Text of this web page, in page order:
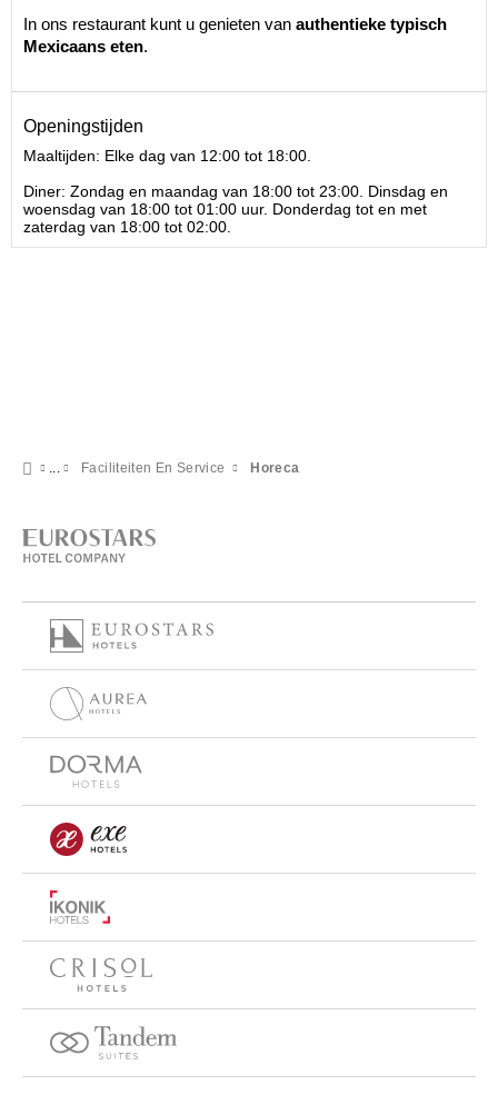
In ons restaurant kunt u genieten van authentieke typisch
Mexicaans eten.
Openingstijden
Maaltijden: Elke dag van 12:00 tot 18:00.
Diner: Zondag en maandag van 18:00 tot 23:00. Dinsdag en
woensdag van 18:00 tot 01:00 uur. Donderdag tot en met
zaterdag van 18:00 tot 02:00.
Faciliteiten En Service Horeca